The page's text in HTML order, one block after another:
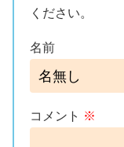
ください。
名前
コメント ※